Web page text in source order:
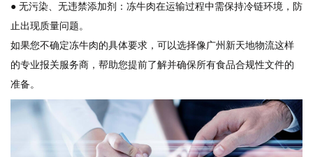
● 无污染、无违禁添加剂：冻牛肉在运输过程中需保持冷链环境，防
止出现质量问题。
如果您不确定冻牛肉的具体要求，可以选择像广州新天地物流这样
的专业报关服务商，帮助您提前了解并确保所有食品合规性文件的
准备。